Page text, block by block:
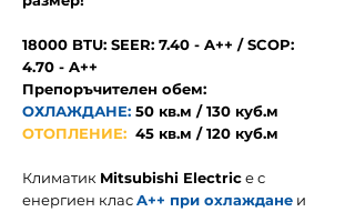
18000 BTU: SEER: 7.40 - A++ / SCOP:
4.70 - A++
Препоръчителен обем:
ОХЛАЖДАНЕ: 50 кв.м / 130 куб.м
ОТОПЛЕНИЕ: 45 кв.м / 120 куб.м
Климатик Mitsubishi Electricе с
енергиен класA++ при охлаждане и